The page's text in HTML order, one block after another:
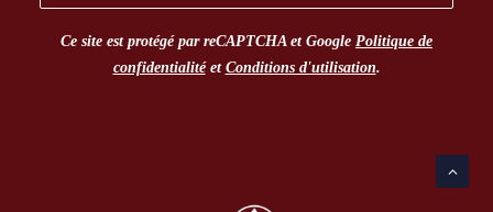
Ce site est protégé par reCAPTCHA et Google Politique de
confidentialitéet Conditions d'utilisation.